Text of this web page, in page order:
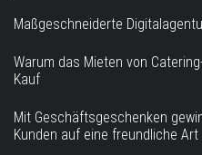
Maßgeschneiderte
Warum das Mieten von
Kauf
Mit Geschäftsgeschenken
Kunden auf eine freundliche Art